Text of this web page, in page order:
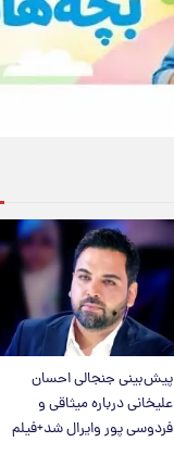
پیش‌بینی جنجالی احسان
علیخانی درباره میثاقی و
فردوسی پور وایرال شد+فیلم